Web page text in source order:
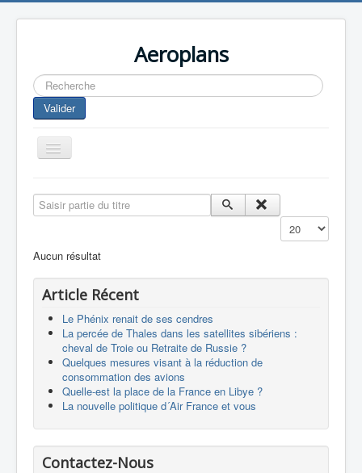
Aeroplans
Rechercher
Valider
Toggle
Navigation
Aviation Commerciale
Europespace
Drones
Saisir partie du titre
Affichage #
Aucun résultat
Article Récent
Le Phénix renait de ses cendres
La percée de Thales dans les satellites sibériens :
cheval de Troie ou Retraite de Russie ?
Quelques mesures visant à la réduction de
consommation des avions
Quelle-est la place de la France en Libye ?
La nouvelle politique d´Air France et vous
Contactez-Nous